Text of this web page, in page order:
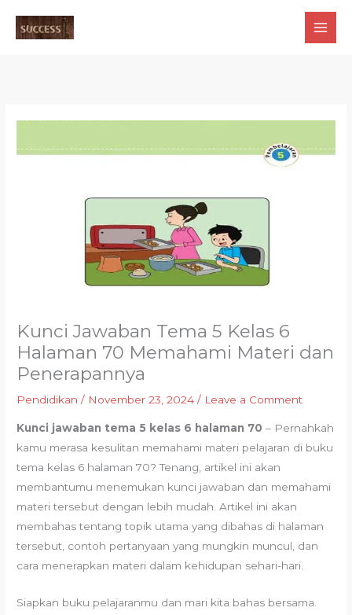
Kunci Jawaban Tema 5 Kelas 6
Halaman 70 Memahami Materi dan
Penerapannya
Pendidikan / November 23, 2024/ Leave a Comment
Kunci jawaban tema 5 kelas 6 halaman 70 – Pernahkah
kamu merasa kesulitan memahami materi pelajaran di buku
tema kelas 6 halaman 70? Tenang, artikel ini akan
membantumu menemukan kunci jawaban dan memahami
materi tersebut dengan lebih mudah. Artikel ini akan
membahas tentang topik utama yang dibahas di halaman
tersebut, contoh pertanyaan yang mungkin muncul, dan
cara menerapkan materi dalam kehidupan sehari-hari.
Siapkan buku pelajaranmu dan mari kita bahas bersama.